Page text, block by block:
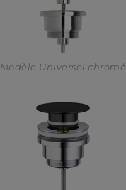
Modèle Universel chromé